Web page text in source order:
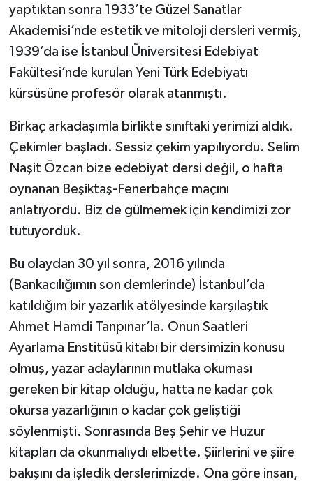
yaptıktan sonra 1933’te Güzel Sanatlar
Akademisi’nde estetik ve mitoloji dersleri vermiş,
1939’da ise İstanbul Üniversitesi Edebiyat
Fakültesi’nde kurulan Yeni Türk Edebiyatı
kürsüsüne profesör olarak atanmıştı.
Birkaç arkadaşımla birlikte sınıftaki yerimizi aldık.
Çekimler başladı. Sessiz çekim yapılıyordu. Selim
Naşit Özcan bize edebiyat dersi değil, o hafta
oynanan Beşiktaş-Fenerbahçe maçını
anlatıyordu. Biz de gülmemek için kendimizi zor
tutuyorduk.
Bu olaydan 30 yıl sonra, 2016 yılında
(Bankacılığımın son demlerinde) İstanbul’da
katıldığım bir yazarlık atölyesinde karşılaştık
Ahmet Hamdi Tanpınar’la. Onun Saatleri
Ayarlama Enstitüsü kitabı bir dersimizin konusu
olmuş, yazar adaylarının mutlaka okuması
gereken bir kitap olduğu, hatta ne kadar çok
okursa yazarlığının o kadar çok geliştiği
söylenmişti. Sonrasında Beş Şehir ve Huzur
kitapları da okunmalıydı elbette. Şiirlerini ve şiire
bakışını da işledik derslerimizde. Ona göre insan,